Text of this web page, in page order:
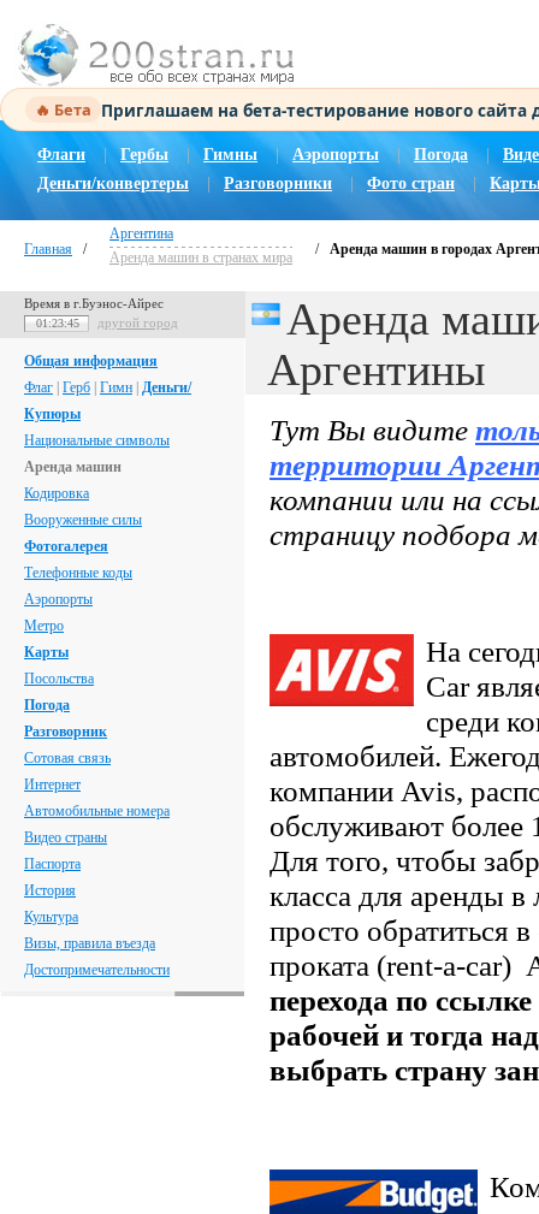
🔥 Бета Приглашаем на бета-тестирование нового
Флаги Гербы Гимны | Аэропорты Погода |
Деньги/конвертеры
Разговорники Фото стран
Главная /
Аргентина
Аренда машин в странах мира
/ Аренда машин в городах
Время в г.Буэнос-Айрес
01:23:46 другой город
Общая информация
Флаг Герб Гимн Деньги/
Купюры
Национальные символы
Аренда машин
Кодировка
Вооруженные силы
Фотогалерея
Телефонные коды
Аэропорты
Метро
Карты
Посольства
Погода
Разговорник
Сотовая связь
Интернет
Автомобильные номера
Видео страны
Паспорта
История
Культура
Визы, правила въезда
Достопримечательности
Аренда
Аргентины
Тут Вы видите
территории
компании или на
страницу подбора
На
Car
среди
автомобилей.
компании Avis,
обслуживают более
Для того, чтобы
класса для аренды
просто обратиться
проката (rent-a-car)
перехода по
рабочей и тогда
выбрать страну